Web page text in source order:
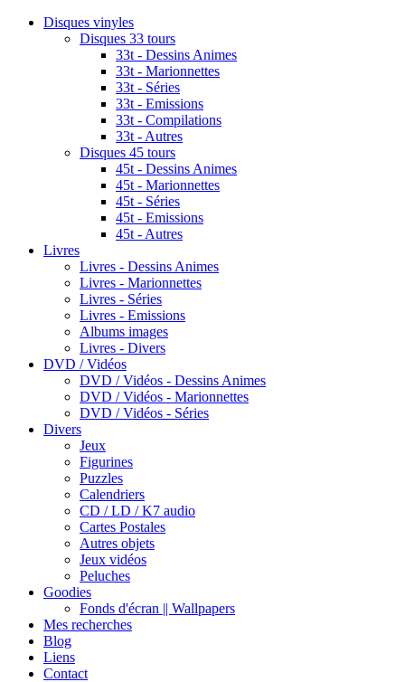
Disques vinyles
Disques 33 tours
33t - Dessins Animes
33t - Marionnettes
33t - Séries
33t - Emissions
33t - Compilations
33t - Autres
Disques 45 tours
45t - Dessins Animes
45t - Marionnettes
45t - Séries
45t - Emissions
45t - Autres
Livres
Livres - Dessins Animes
Livres - Marionnettes
Livres - Séries
Livres - Emissions
Albums images
Livres - Divers
DVD / Vidéos
DVD / Vidéos - Dessins Animes
DVD / Vidéos - Marionnettes
DVD / Vidéos - Séries
Divers
Jeux
Figurines
Puzzles
Calendriers
CD / LD / K7 audio
Cartes Postales
Autres objets
Jeux vidéos
Peluches
Goodies
Fonds d'écran || Wallpapers
Mes recherches
Blog
Liens
Contact